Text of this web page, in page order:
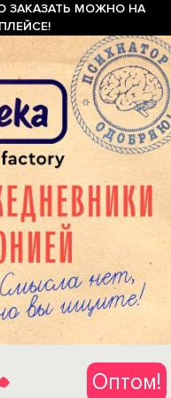
ЗАКАЗАТЬ МОЖНО НА
Оптом!